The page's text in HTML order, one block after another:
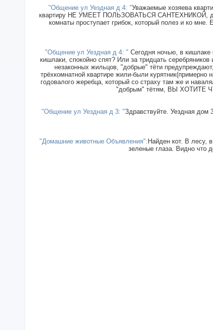
"Общение ул Уездная д 4: "Уважаемые хозяева
квартиру НЕ УМЕЕТ ПОЛЬЗОВАТЬСЯ САНТЕХНИКОЙ, душ
комнаты проступает грибок, который полез и
"Общение ул Уездная д 4: " Сегодня ночью, в
кишлаки, спокойно спят? Или за тридцать
незаконных жильцов, "добрые" тёти
трёхкомнатной квартире жили-были
годовалого жеребца, который со страху там же и
"добрым" тётям, ВЫ ХОТИТЕ
"Общение ул Уездная д 3: "Здравствуйте. Уездная дом
"Домашние животные Объявления": Найден кот. В лесу,
зеленые глаза. Видно что